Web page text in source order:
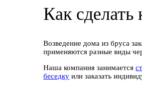
Как
Возведение дома из бруса
применяются разные виды
Наша компания занимается
беседку или заказать